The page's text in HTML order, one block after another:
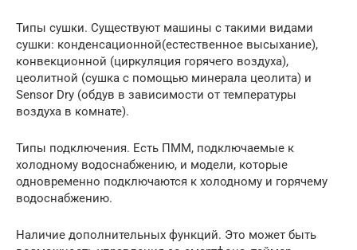
Типы сушки. Существуют машины с такими видами
сушки: конденсационной(естественное высыхание),
конвекционной (циркуляция горячего воздуха),
цеолитной (сушка с помощью минерала цеолита) и
Sensor Dry (обдув в зависимости от температуры
воздуха в комнате).
Типы подключения. Есть ПММ, подключаемые к
холодному водоснабжению, и модели, которые
одновременно подключаются к холодному и горячему
водоснабжению.
Наличие дополнительных функций. Это может быть